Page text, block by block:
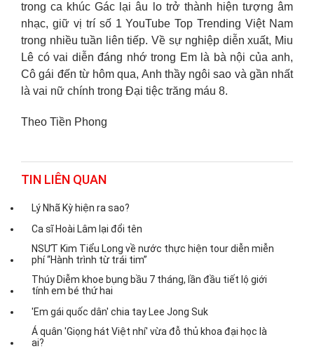
trong ca khúc Gác lại âu lo trở thành hiện tượng âm
nhạc, giữ vị trí số 1 YouTube Top Trending Việt Nam
trong nhiều tuần liên tiếp. Về sự nghiệp diễn xuất, Miu
Lê có vai diễn đáng nhớ trong Em là bà nội của anh,
Cô gái đến từ hôm qua, Anh thầy ngôi sao và gần nhất
là vai nữ chính trong Đại tiệc trăng máu 8.
Theo Tiền Phong
TIN LIÊN QUAN
Lý Nhã Kỳ hiện ra sao?
Ca sĩ Hoài Lâm lại đổi tên
NSƯT Kim Tiểu Long về nước thực hiện tour diễn miễn
phí “Hành trình từ trái tim”
Thúy Diễm khoe bụng bầu 7 tháng, lần đầu tiết lộ giới
tính em bé thứ hai
'Em gái quốc dân' chia tay Lee Jong Suk
Á quân 'Giọng hát Việt nhí' vừa đỗ thủ khoa đại học là
ai?